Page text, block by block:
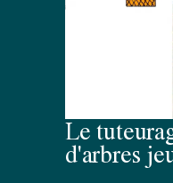
Le
d'arbres